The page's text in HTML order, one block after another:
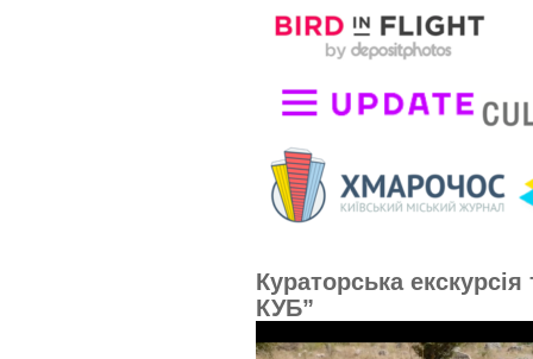
Кураторська
КУБ”